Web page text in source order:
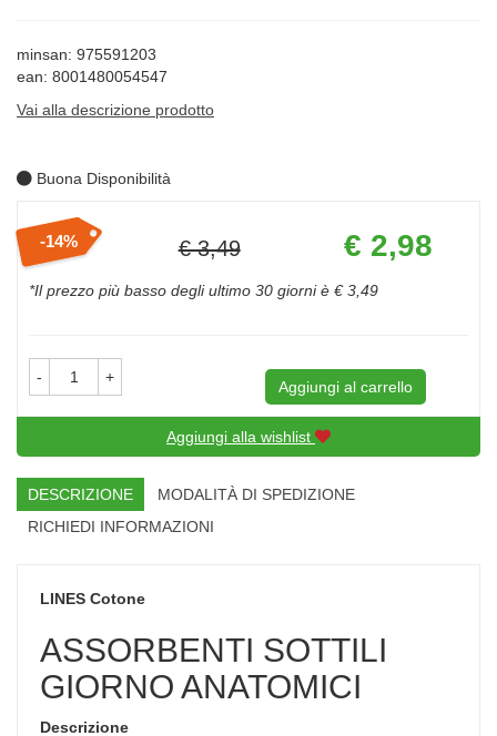
minsan: 975591203
ean: 8001480054547
Vai alla descrizione prodotto
Buona Disponibilità
Sconto
del
14% € 3,49
Prezzo
scontato
€ 2,98
*Il prezzo più basso degli ultimo 30 giorni è € 3,49
- +
Aggiungi al carrello
Aggiungi alla wishlist
DESCRIZIONE
MODALITÀ DI SPEDIZIONE
RICHIEDI INFORMAZIONI
LINES Cotone
ASSORBENTI SOTTILI
GIORNO ANATOMICI
Descrizione